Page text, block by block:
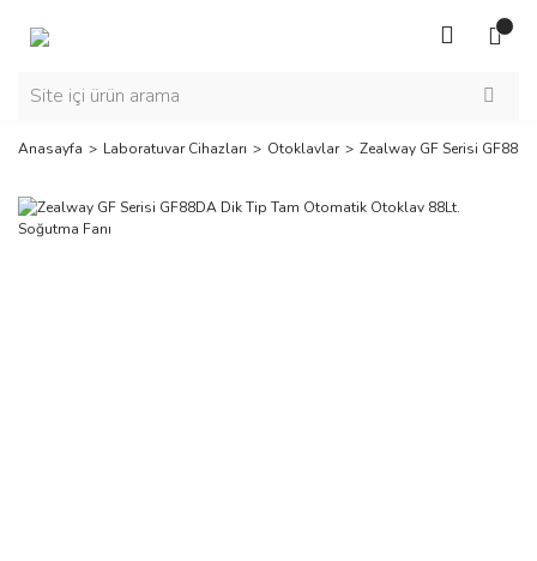
Anasayfa Laboratuvar Cihazları Otoklavlar Zealway GF Serisi